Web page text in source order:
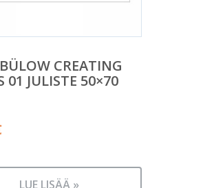
CREATING
01 JULISTE 50×70
LUE LISÄÄ »